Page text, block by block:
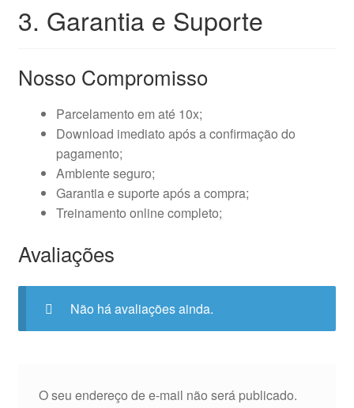
3. Garantia e Suporte
Nosso Compromisso
Parcelamento em até 10x;
Download imediato após a confirmação do
pagamento;
Ambiente seguro;
Garantia e suporte após a compra;
Treinamento online completo;
Avaliações
Não há avaliações ainda.
O seu endereço de e-mail não será publicado.